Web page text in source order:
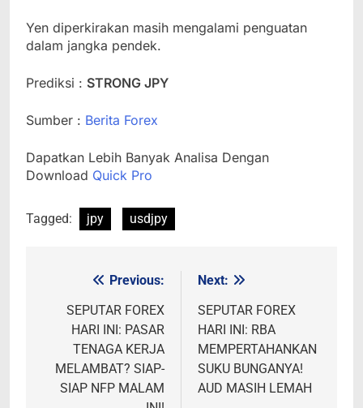
Yen diperkirakan masih mengalami penguatan
dalam jangka pendek.
Prediksi : STRONG JPY
Sumber : Berita Forex
Dapatkan Lebih Banyak Analisa Dengan
Download Quick Pro
Tagged: jpy usdjpy
navigation
Previous:
SEPUTAR FOREX
HARI INI: PASAR
TENAGA KERJA
MELAMBAT? SIAP-
SIAP NFP MALAM
Next:
SEPUTAR FOREX
HARI INI: RBA
MEMPERTAHANKAN
SUKU BUNGANYA!
AUD MASIH LEMAH